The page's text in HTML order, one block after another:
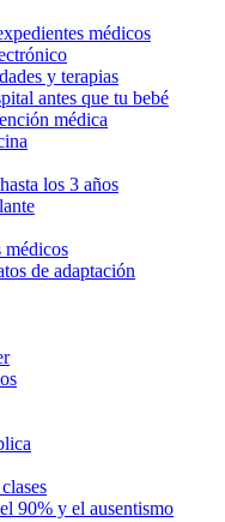
médicos
y terapias
antes que tu bebé
médica
los 3 años
médicos
de adaptación
90% y el ausentismo